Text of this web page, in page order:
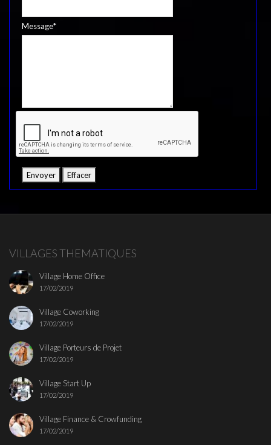
Message*
VILLAGES THEMATIQUES
Village Home Office
17/02/2019
Village Coworking
17/02/2019
Village Porteurs de Projet
17/02/2019
Village Start Up
17/02/2019
Village Finance & Crowfunding
17/02/2019